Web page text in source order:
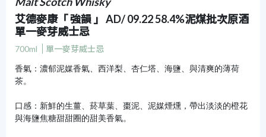
艾德麥康「 強韻 」 AD/ 09.22 58.4%泥煤批次原酒
單一麥芽威士忌
700ml
單一麥芽威士忌
香氣：濃郁泥媒香氣、西洋梨、杏仁塔、海鹽、與清爽的薄荷
茶。
口感：新鮮的生薑、菸草葉、棗泥、泥媒煙燻，帶出淡淡的橙花
與海鹽焦糖甜甜圈的甜美香氣。